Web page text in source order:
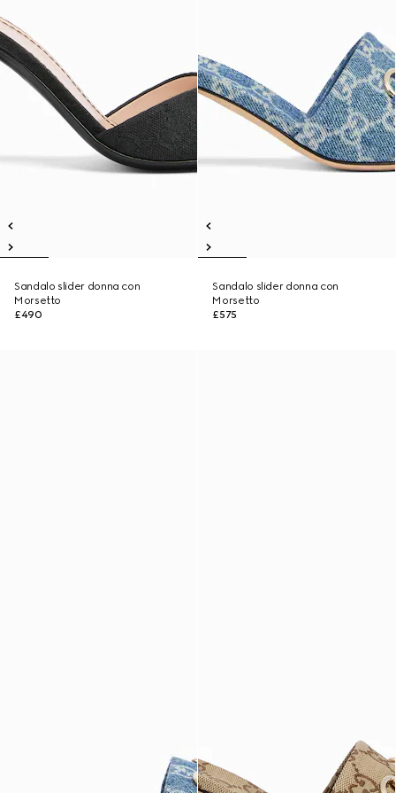
Sandalo slider donna con
Morsetto
£490
Sandalo slider donna con
Morsetto
£575